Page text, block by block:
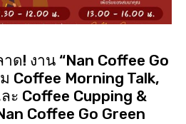
! งาน “Nan Coffee Go
Coffee Morning Talk,
ะ Coffee Cupping &
Coffee Go Green